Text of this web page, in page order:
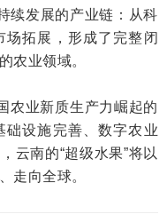
续发展的产业链：从科
拓展，形成了完整闭
农业领域。
农业新质生产力崛起的
础设施完善、数字农业
云南的“超级水果”将以
走向全球。